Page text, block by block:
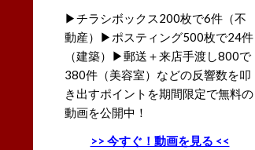
▶チラシボックス200枚で6件（不
動産）▶ポスティング500枚で24件
（建築）▶郵送＋来店手渡し800で
380件（美容室）などの反響数を叩
き出すポイントを期間限定で無料の
動画を公開中！
>> 今すぐ！動画を見る <<